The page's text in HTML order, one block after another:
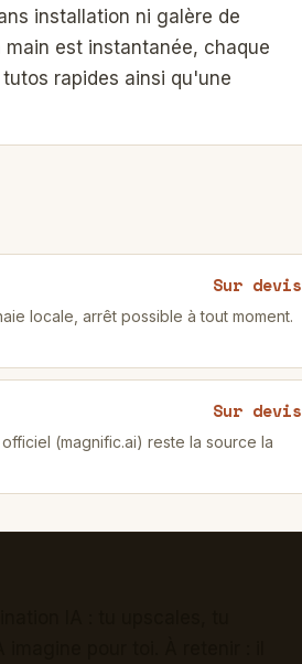
installation ni galère de
est instantanée, chaque
rapides ainsi qu'une
Sur devis
locale, arrêt possible à tout moment.
Sur devis
(magnific.ai) reste la source la